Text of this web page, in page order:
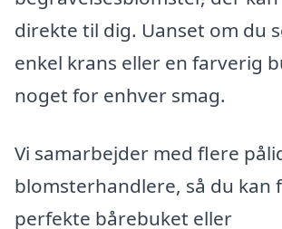
direkte til dig. Uanset om du
enkel krans eller en farverig
noget for enhver smag.
Vi samarbejder med flere
blomsterhandlere, så du kan
perfekte bårebuket eller